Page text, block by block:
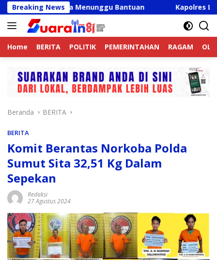
Langsung
ke
konten
Breaking News
Warga Menunggu Bantuan Kapolres Langkat Ajak
Home BERITA POLITIK PEMERINTAHAN RAGAM
Beranda BERITA
BERITA
Komit Berantas Norkoba Polda
Sumut Sita 32,51 Kg Dalam
Sepekan
Redaksi
27 Agustus 2024